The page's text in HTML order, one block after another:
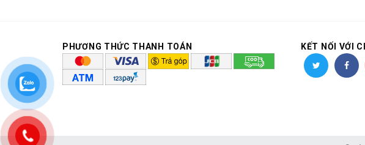
PHƯƠNG THỨC THANH TOÁN KẾT NỐI VỚI